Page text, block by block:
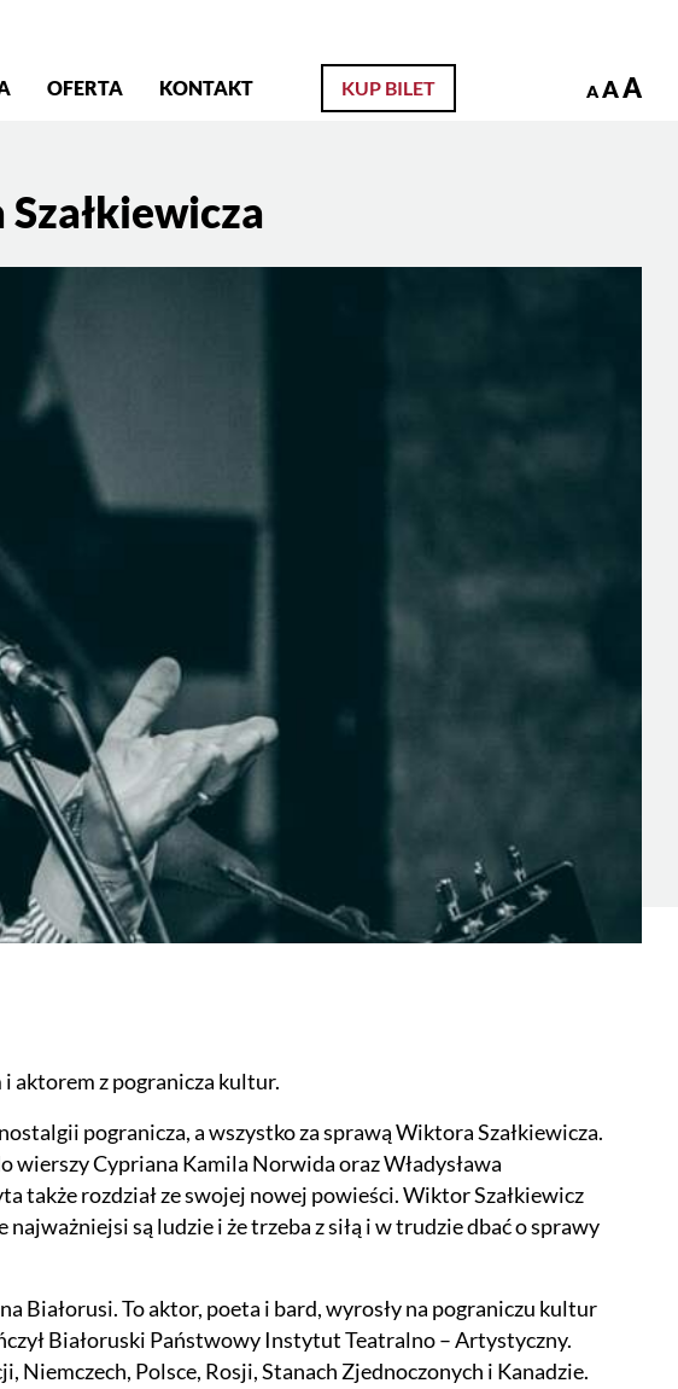
OFERTA KONTAKT KUP BILET A AA
aktorem z pogranicza kultur.
pogranicza, a wszystko za sprawą Wiktora Szałkiewicza.
Cypriana Kamila Norwida oraz Władysława
także rozdział ze swojej nowej powieści. Wiktor Szałkiewicz
są ludzie i że trzeba z siłą i w trudzie dbać o sprawy
Białorusi. To aktor, poeta i bard, wyrosły na pograniczu kultur
Białoruski Państwowy Instytut Teatralno – Artystyczny.
Niemczech, Polsce, Rosji, Stanach Zjednoczonych i Kanadzie.